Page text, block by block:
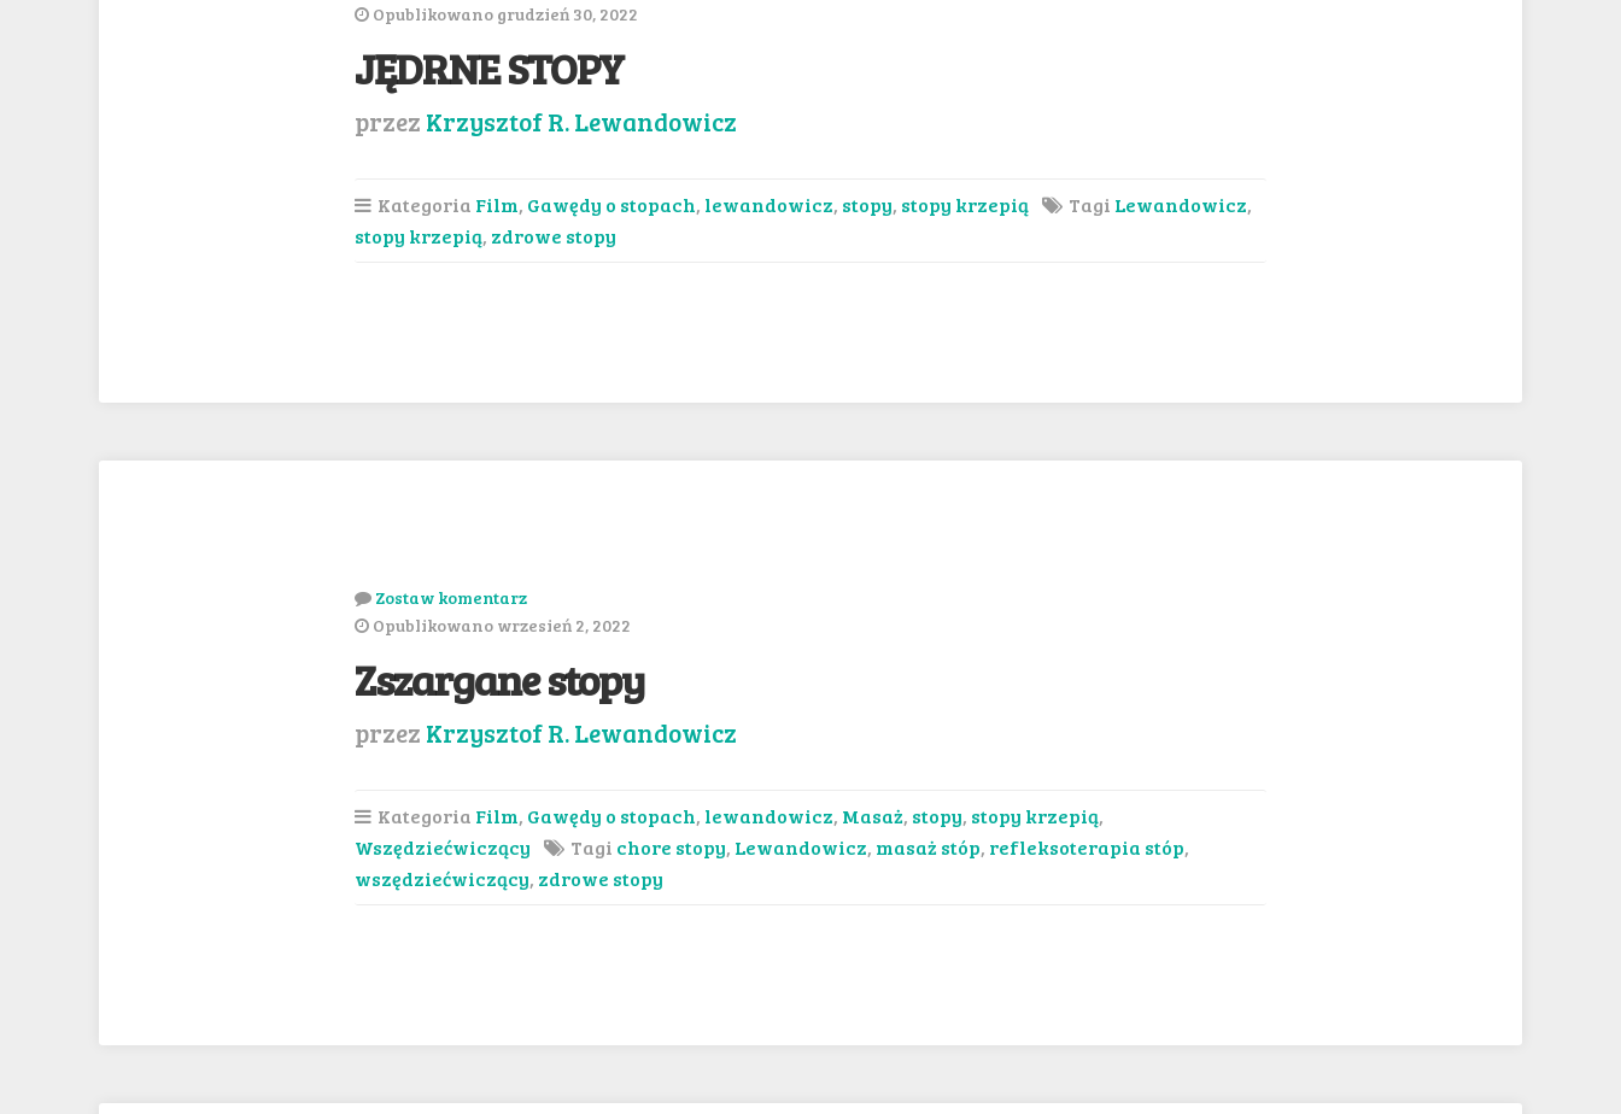
Opublikowano grudzień 30, 2022
JĘDRNE STOPY
przez Krzysztof R. Lewandowicz
Kategoria Film, Gawędy o stopach, lewandowicz, stopy, stopy krzepią Tagi Lewandowicz,
stopy krzepią, zdrowe stopy
Zostaw komentarz
Opublikowano wrzesień 2, 2022
Zszargane stopy
przez Krzysztof R. Lewandowicz
Kategoria Film, Gawędy o stopach, lewandowicz, Masaż, stopy, stopy krzepią,
Wszędziećwiczący
Tagi chore stopy, Lewandowicz, masaż stóp, refleksoterapia stóp,
wszędziećwiczący, zdrowe stopy